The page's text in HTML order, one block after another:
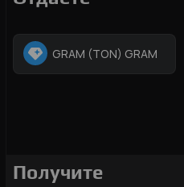
GRAM (TON) GRAM
Получите